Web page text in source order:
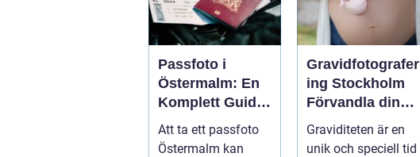
Passfoto i
Östermalm: En
Komplett Guide
till Perfekta ID-
bilder
Att ta ett passfoto
Östermalm kan
Gravidfotografer
ing Stockholm
Förvandla din
graviditet till
tidlös konst
Graviditeten är en
unik och speciell tid